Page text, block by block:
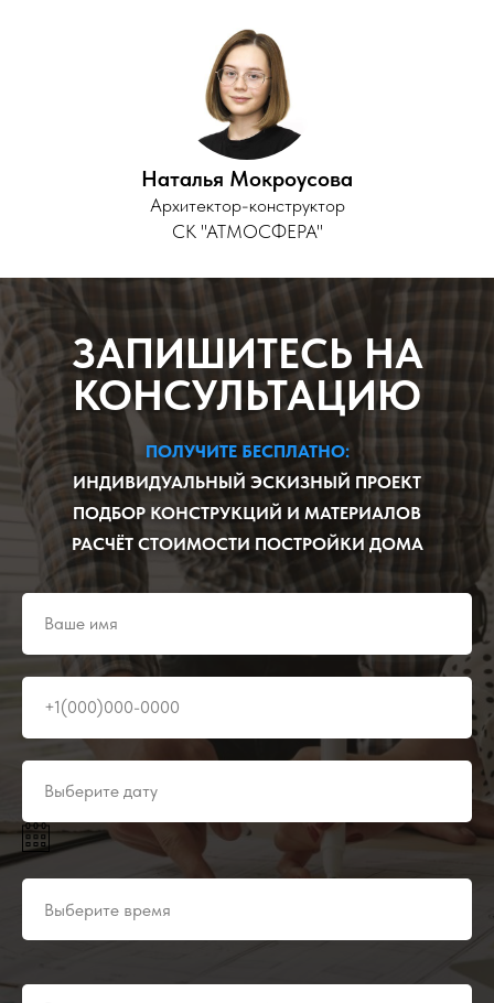
Наталья Мокроусова
Архитектор-конструктор
СК "АТМОСФЕРА"
ЗАПИШИТЕСЬ НА
КОНСУЛЬТАЦИЮ
ПОЛУЧИТЕ БЕСПЛАТНО:
ИНДИВИДУАЛЬНЫЙ ЭСКИЗНЫЙ ПРОЕКТ
ПОДБОР КОНСТРУКЦИЙ И МАТЕРИАЛОВ
РАСЧЁТ СТОИМОСТИ ПОСТРОЙКИ ДОМА